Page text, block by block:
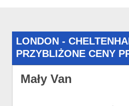
LONDON -
PRZYBLIŻONE CENY
Mały Van